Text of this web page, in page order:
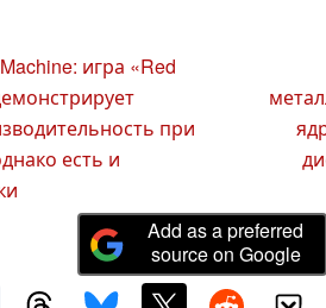
игра «Red
при
есть и
Add as a preferred
source on Google